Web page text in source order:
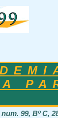
99, Bº C,